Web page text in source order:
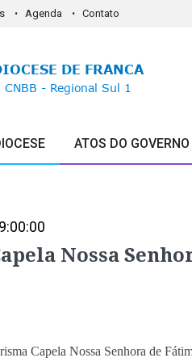
Agenda Contato
ATOS DO GOVERNO
Nossa
Capela Nossa Senhora de